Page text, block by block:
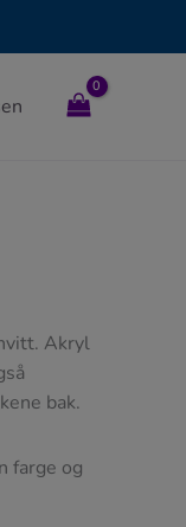
Akryl
bak.
farge og